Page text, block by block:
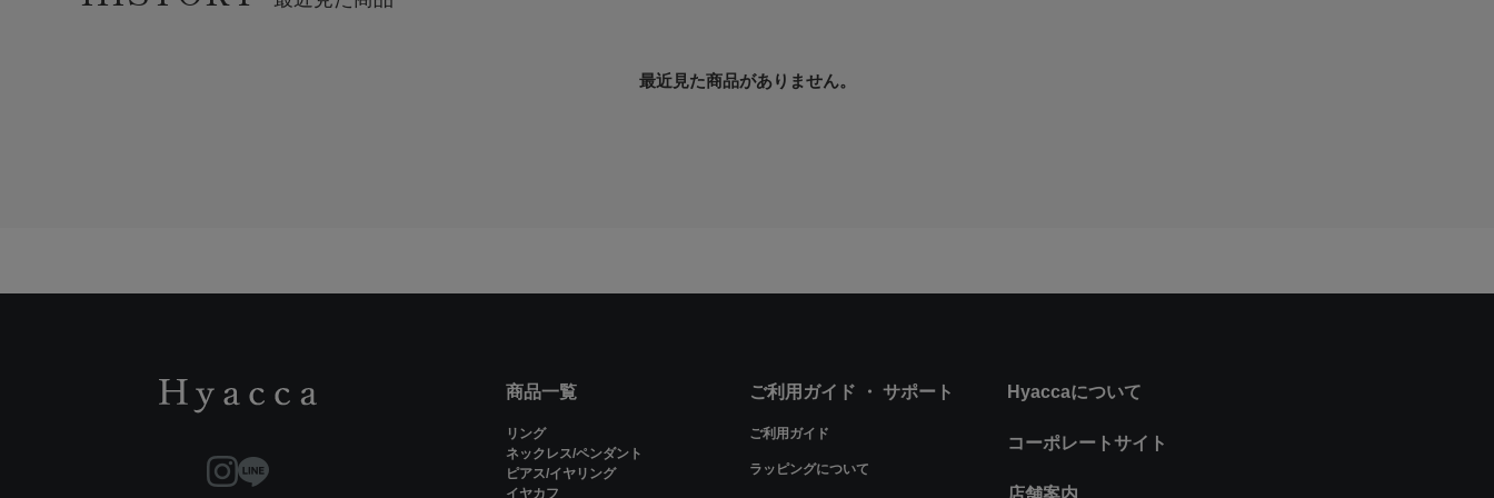
最近見た商品がありません。
商品一覧
リング
ネックレス/ペンダント
ピアス/イヤリング
イヤカフ
ご利用ガイド ・ サポート
ご利用ガイド
ラッピングについて
Hyaccaについて
コーポレートサイト
店舗案内